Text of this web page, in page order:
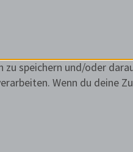
speichern und/oder
Wenn du deine